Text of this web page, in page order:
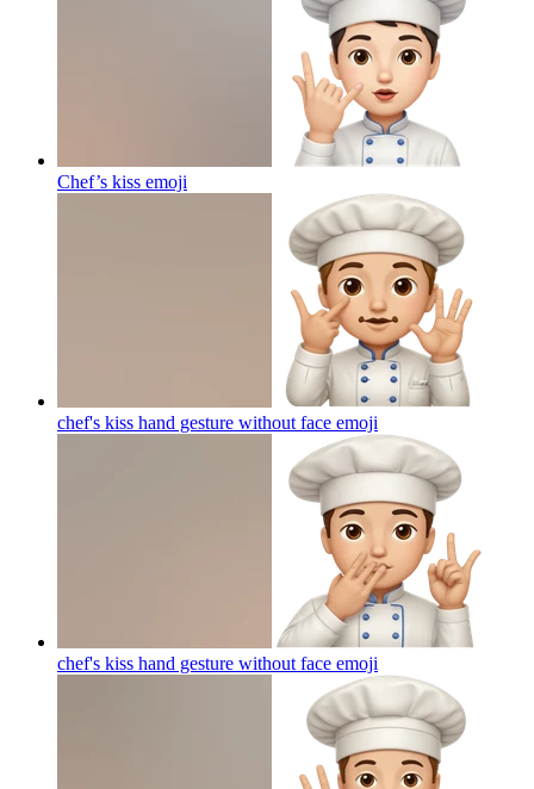
Chef’s kiss emoji
chef's kiss hand gesture without face emoji
chef's kiss hand gesture without face emoji